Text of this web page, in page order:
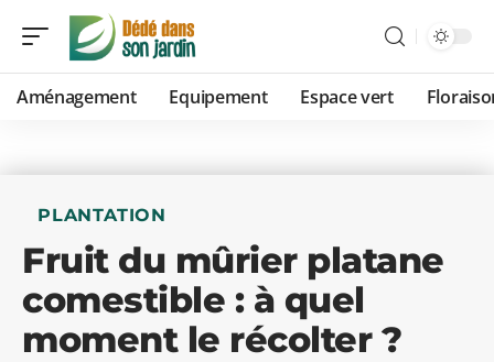
Aménagement Equipement Espace vert
PLANTATION
Fruit du mûrier platane
comestible : à quel
moment le récolter ?